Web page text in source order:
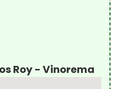
Roy - Vinorema